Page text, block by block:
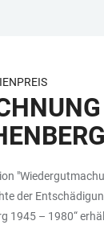
der
1945 – 1980“